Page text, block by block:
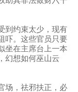
到约束太少，现有
吓。这些官员只要
坐在主席台上一本
幻想如何巫山云
场，祛邪扶正，必